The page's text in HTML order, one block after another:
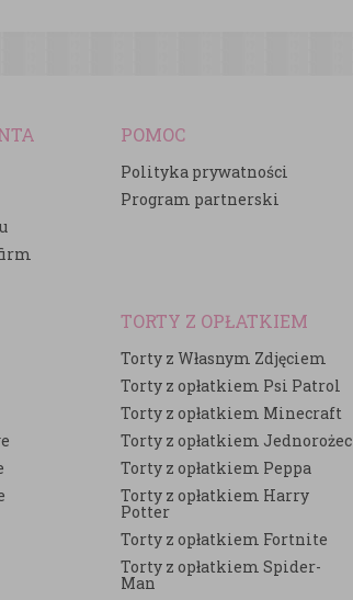
POMOC
Polityka prywatności
Program partnerski
TORTY Z OPŁATKIEM
Torty z Własnym Zdjęciem
Torty z opłatkiem Psi Patrol
Torty z opłatkiem Minecraft
Torty z opłatkiem Jednorożec
Torty z opłatkiem Peppa
Torty z opłatkiem Harry
Potter
Torty z opłatkiem Fortnite
Torty z opłatkiem Spider-
Man